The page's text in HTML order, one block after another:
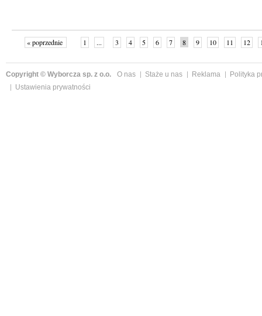
« poprzednie 1 ... 3 4 5 6 7 8 9 10 11 12
Copyright © Wyborcza sp. z o.o. O nas Staże u nas Reklama
Polityka
Ustawienia prywatności